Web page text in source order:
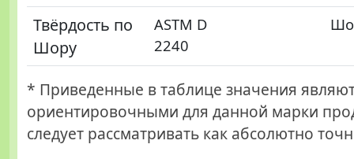
Твёрдость по
Шору
ASTM D
2240
* Приведенные в таблице значения
ориентировочными для данной марки
следует рассматривать как абсолютно